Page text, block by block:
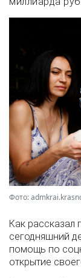
Фото:
Как рассказал
сегодняшний
помощь по
открытие